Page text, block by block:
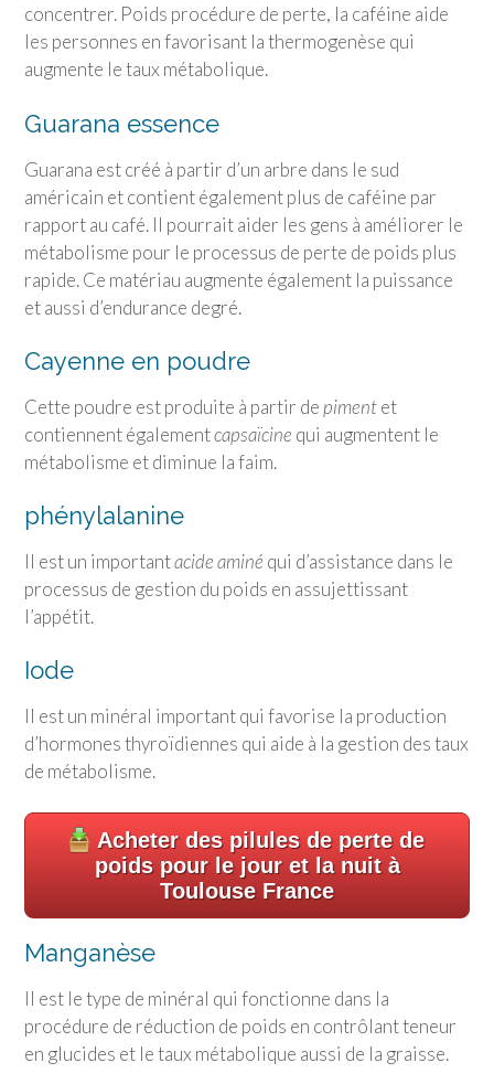
concentrer. Poids procédure de perte, la caféine aide
les personnes en favorisant la thermogenèse qui
augmente le taux métabolique.
Guarana essence
Guarana est créé à partir d’un arbre dans le sud
américain et contient également plus de caféine par
rapport au café. Il pourrait aider les gens à améliorer le
métabolisme pour le processus de perte de poids plus
rapide. Ce matériau augmente également la puissance
et aussi d’endurance degré.
Cayenne en poudre
Cette poudre est produite à partir de pimentet
contiennent égalementcapsaïcine qui augmentent le
métabolisme et diminue la faim.
phénylalanine
Il est un importantacide aminé qui d’assistance dans le
processus de gestion du poids en assujettissant
l’appétit.
Iode
Il est un minéral important qui favorise la production
d’hormones thyroïdiennes qui aide à la gestion des taux
de métabolisme.
Acheter des pilules de perte de
poids pour le jour et la nuit à
Toulouse France
Manganèse
Il est le type de minéral qui fonctionne dans la
procédure de réduction de poids en contrôlant teneur
en glucides et le taux métabolique aussi de la graisse.